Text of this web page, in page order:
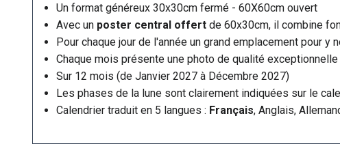
Un format généreux 30x30cm fermé - 60X60cm ouvert
Avec un poster central offertde 60x30cm, il combine
Pour chaque jour de l'année un grand emplacement pour y
Chaque mois présente une photo de qualité
Sur 12 mois (de Janvier 2027 à Décembre 2027)
Les phases de la lune sont clairement indiquées sur le
Calendrier traduit en 5 langues : Français, Anglais,